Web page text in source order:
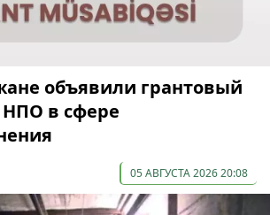
объявили грантовый
НПО в сфере
05 АВГУСТА 2026 20:08